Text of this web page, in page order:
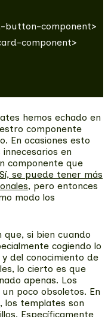
button-component>
component>
hemos echado en
componente
. En ocasiones esto
en
componente que
Sí, se puede tener más
, pero entonces
modo los
que, si bien cuando
cogiendo lo
del conocimiento de
lo cierto es que
apenas. Los
poco obsoletos. En
los templates son
Específicamente